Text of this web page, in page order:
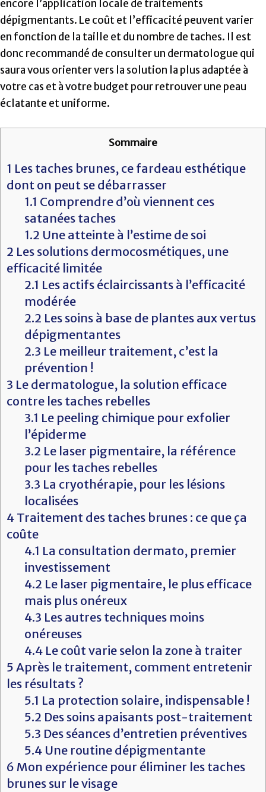
encore l’application locale de traitements
dépigmentants. Le coût et l’efficacité peuvent varier
en fonction de la taille et du nombre de taches. Il est
donc recommandé de consulter un dermatologue qui
saura vous orienter vers la solution la plus adaptée à
votre cas et à votre budget pour retrouver une peau
éclatante et uniforme.
Sommaire
1 Les taches brunes, ce fardeau esthétique
dont on peut se débarrasser
1.1 Comprendre d’où viennent ces
satanées taches
1.2 Une atteinte à l’estime de soi
2 Les solutions dermocosmétiques, une
efficacité limitée
2.1 Les actifs éclaircissants à l’efficacité
modérée
2.2 Les soins à base de plantes aux vertus
dépigmentantes
2.3 Le meilleur traitement, c’est la
prévention !
3 Le dermatologue, la solution efficace
contre les taches rebelles
3.1 Le peeling chimique pour exfolier
l’épiderme
3.2 Le laser pigmentaire, la référence
pour les taches rebelles
3.3 La cryothérapie, pour les lésions
localisées
4 Traitement des taches brunes : ce que ça
coûte
4.1 La consultation dermato, premier
investissement
4.2 Le laser pigmentaire, le plus efficace
mais plus onéreux
4.3 Les autres techniques moins
onéreuses
4.4 Le coût varie selon la zone à traiter
5 Après le traitement, comment entretenir
les résultats ?
5.1 La protection solaire, indispensable !
5.2 Des soins apaisants post-traitement
5.3 Des séances d’entretien préventives
5.4 Une routine dépigmentante
6 Mon expérience pour éliminer les taches
brunes sur le visage